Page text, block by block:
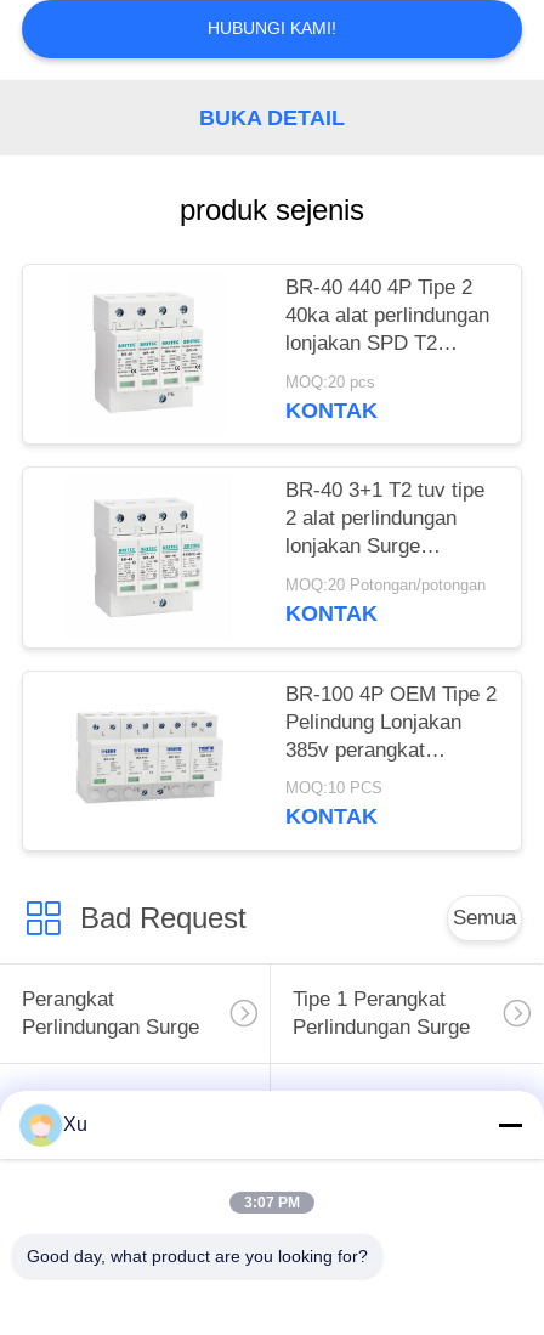
KASUS
KEBIJAKAN
PRIVASI
HUBUNGI KAMI!
BUKA DETAIL
produk sejenis
BR-40 440 4P Tipe 2
40ka alat perlindungan
lonjakan SPD T2
Power Protection
arrester petir pelindung
Tipe 2 Surge
Protectors
MOQ:20 pcs
KONTAK
BR-40 3+1 T2 tuv tipe
2 alat perlindungan
lonjakan Surge
Arrester penangkap
petir penangkap petir
Protection spd alat
perlindungan surge
MOQ:20 Potongan/potongan
KONTAK
BR-100 4P OEM Tipe 2
Pelindung Lonjakan
385v perangkat
pelindung lonjakan
SPD varistor
MOQ:10 PCS
KONTAK
Bad Request Semua
Perangkat
Perlindungan Surge
Tipe 1 Perangkat
Perlindungan Surge
Tipe 2 Perangkat
Perlindungan Surge
T1 + T2 Surge
Xu
3:07 PM
Good day, what product are you looking for?